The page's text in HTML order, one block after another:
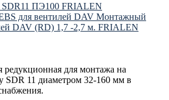
ПЭ100 FRIALEN
Монтажный
DAV (RD) 1,7 -2,7 м. FRIALEN
редукционная для монтажа на
SDR 11 диаметром 32-160 мм в